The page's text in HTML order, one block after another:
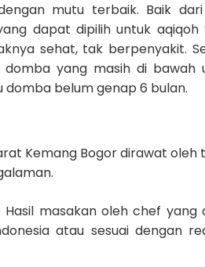
mutu terbaik. Baik
dapat dipilih untuk aqiqoh
sehat, tak berpenyakit.
yang masih di bawah
belum genap 6 bulan.
Kemang Bogor dirawat oleh
masakan oleh chef yang
atau sesuai dengan